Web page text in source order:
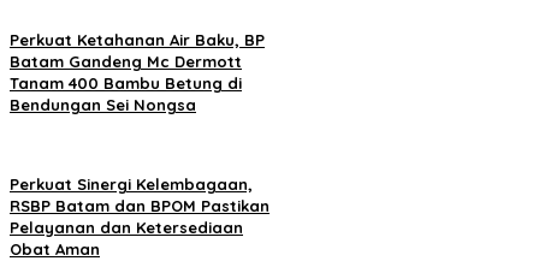
Perkuat Ketahanan Air Baku, BP
Batam Gandeng Mc Dermott
Tanam 400 Bambu Betung di
Bendungan Sei Nongsa
Perkuat Sinergi Kelembagaan,
RSBP Batam dan BPOM Pastikan
Pelayanan dan Ketersediaan
Obat Aman